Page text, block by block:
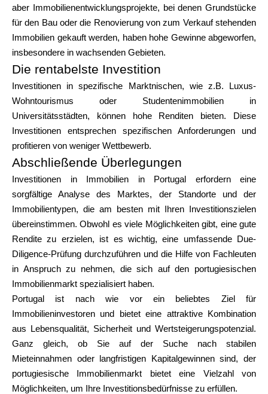
aber Immobilienentwicklungsprojekte, bei denen Grundstücke
für den Bau oder die Renovierung von zum Verkauf stehenden
Immobilien gekauft werden, haben hohe Gewinne abgeworfen,
insbesondere in wachsenden Gebieten.
Die rentabelste Investition
Investitionen in spezifische Marktnischen, wie z.B. Luxus-
Wohntourismus oder Studentenimmobilien in
Universitätsstädten, können hohe Renditen bieten. Diese
Investitionen entsprechen spezifischen Anforderungen und
profitieren von weniger Wettbewerb.
Abschließende Überlegungen
Investitionen in Immobilien in Portugal erfordern eine
sorgfältige Analyse des Marktes, der Standorte und der
Immobilientypen, die am besten mit Ihren Investitionszielen
übereinstimmen. Obwohl es viele Möglichkeiten gibt, eine gute
Rendite zu erzielen, ist es wichtig, eine umfassende Due-
Diligence-Prüfung durchzuführen und die Hilfe von Fachleuten
in Anspruch zu nehmen, die sich auf den portugiesischen
Immobilienmarkt spezialisiert haben.
Portugal ist nach wie vor ein beliebtes Ziel für
Immobilieninvestoren und bietet eine attraktive Kombination
aus Lebensqualität, Sicherheit und Wertsteigerungspotenzial.
Ganz gleich, ob Sie auf der Suche nach stabilen
Mieteinnahmen oder langfristigen Kapitalgewinnen sind, der
portugiesische Immobilienmarkt bietet eine Vielzahl von
Möglichkeiten, um Ihre Investitionsbedürfnisse zu erfüllen.